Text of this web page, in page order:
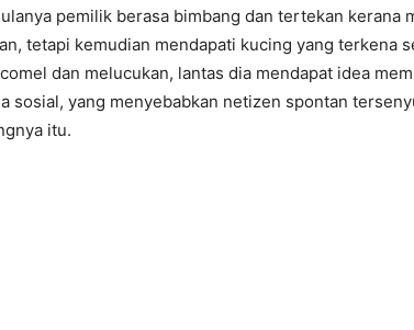
pemilik berasa bimbang dan tertekan kerana
tetapi kemudian mendapati kucing yang terkena
dan melucukan, lantas dia mendapat idea
sosial, yang menyebabkan netizen spontan
itu.